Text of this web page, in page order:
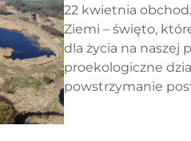
22 kwietnia
Ziemi – święto,
dla życia na naszej
proekologiczne
powstrzymanie